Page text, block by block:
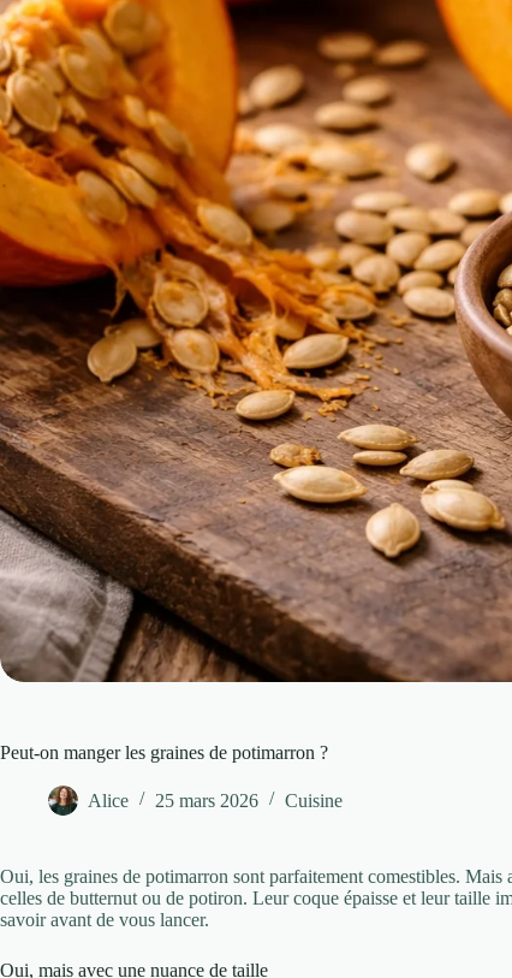
Peut-on manger les graines de potimarron ?
Alice 25 mars 2026 Cuisine
Oui, les graines de potimarron sont parfaitement comestibles.
celles de butternut ou de potiron. Leur coque épaisse et leur taille
savoir avant de vous lancer.
Oui, mais avec une nuance de taille